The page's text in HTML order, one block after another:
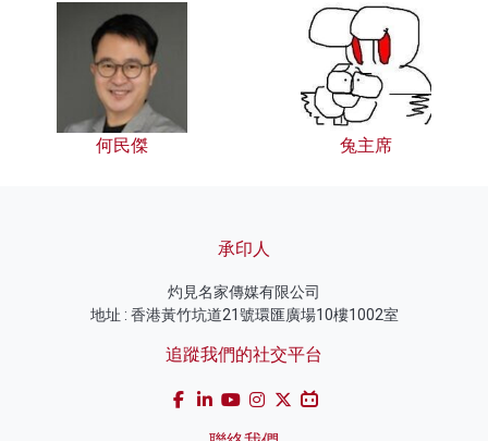
何民傑 兔主席
承印人
灼見名家傳媒有限公司
地址 : 香港黃竹坑道21號環匯廣場10樓1002室
追蹤我們的社交平台